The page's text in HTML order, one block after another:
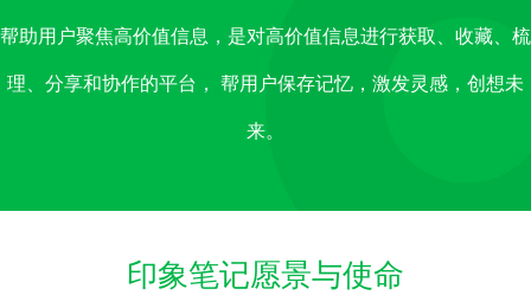
帮助用户聚焦高价值信息，是对高价值信息进行获取、收藏、梳
理、分享和协作的平台， 帮用户保存记忆，激发灵感，创想未
来。
印象笔记愿景与使命